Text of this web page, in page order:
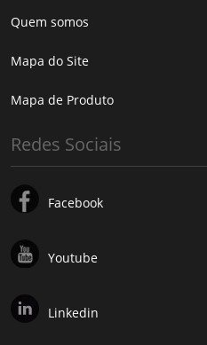
Quem somos
Mapa do Site
Mapa de Produto
Redes Sociais
Facebook
Youtube
Linkedin